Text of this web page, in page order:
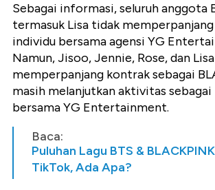
Sebagai informasi, seluruh anggota
termasuk Lisa tidak
individu bersama agensi YG
Namun, Jisoo, Jennie, Rose, dan
memperpanjang kontrak sebagai
masih melanjutkan aktivitas sebagai
bersama YG Entertainment.
Baca:
Puluhan Lagu BTS &
TikTok, Ada Apa?